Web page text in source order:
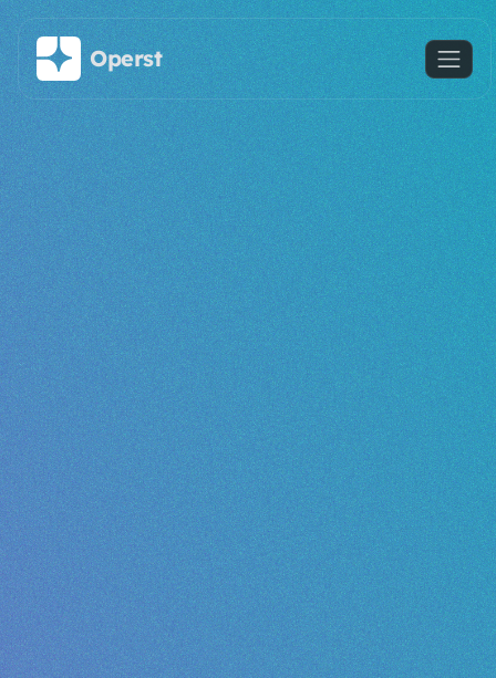
메인 콘텐츠로 건너뛰기
Operst